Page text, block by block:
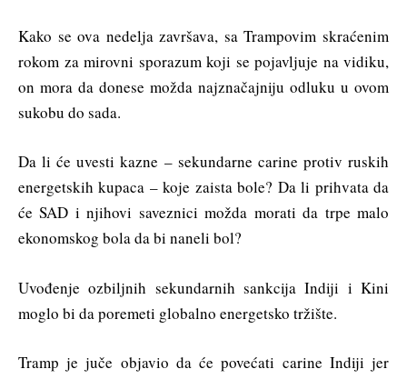
Kako se ova nedelja završava, sa Trampovim skraćenim
rokom za mirovni sporazum koji se pojavljuje na vidiku,
on mora da donese možda najznačajniju odluku u ovom
sukobu do sada.
Da li će uvesti kazne – sekundarne carine protiv ruskih
energetskih kupaca – koje zaista bole? Da li prihvata da
će SAD i njihovi saveznici možda morati da trpe malo
ekonomskog bola da bi naneli bol?
Uvođenje ozbiljnih sekundarnih sankcija Indiji i Kini
moglo bi da poremeti globalno energetsko tržište.
Tramp je juče objavio da će povećati carine Indiji jer